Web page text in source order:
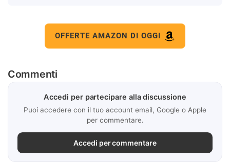
OFFERTE AMAZON DI OGGI
Commenti
Accedi per partecipare alla discussione
Puoi accedere con il tuo account email, Google o Apple
per commentare.
Accedi per commentare